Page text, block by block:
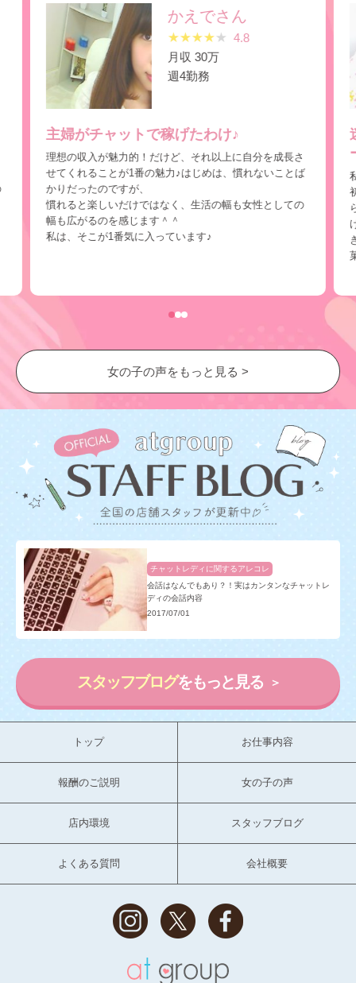
かえでさん
★★★★★ 4.8
月収 30万
週4勤務
主婦がチャットで稼げたわけ♪
理想の収入が魅力的！だけど、それ以上に自分を成長さ
せてくれることが1番の魅力♪はじめは、慣れないことば
かりだったのですが、
慣れると楽しいだけではなく、生活の幅も女性としての
幅も広がるのを感じます＾＾
私は、そこが1番気に入っています♪
女の子の声をもっと見る >
チャットレディに関するアレコレ
会話はなんでもあり？！実はカンタンなチャットレ
ディの会話内容
2017/07/01
スタッフブログをもっと見る
トップ お仕事内容
報酬のご説明 女の子の声
店内環境 スタッフブログ
よくある質問 会社概要